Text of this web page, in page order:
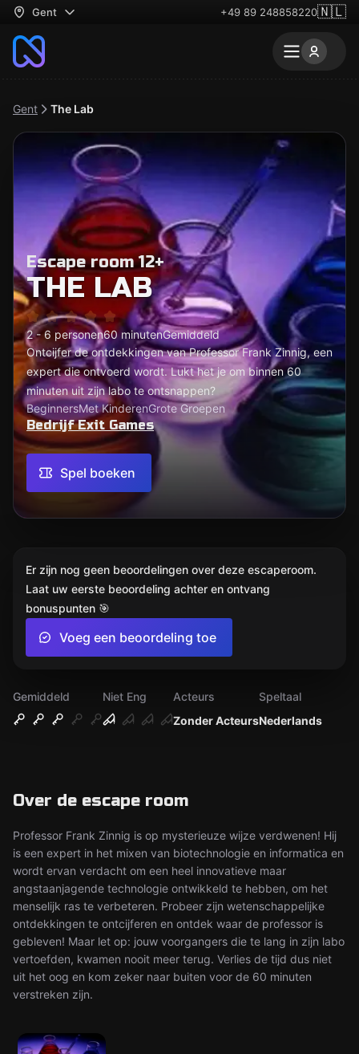
Gent +49 89 248858220🇳🇱
Gent The Lab
Escape room 12+
THE LAB
2 - 6 personen60 minutenGemiddeld
Ontcijfer de ontdekkingen van Professor Frank Zinnig, een
expert die ontvoerd wordt. Lukt het je om binnen 60
minuten uit zijn labo te ontsnappen?
BeginnersMet KinderenGrote Groepen
Bedrijf Exit Games
Spel boeken
Gemiddeld
Niet Eng
Zonder Acteurs
Acteurs
Nederlands
Speltaal
Over de escape room
Professor Frank Zinnig is op mysterieuze wijze verdwenen! Hij
is een expert in het mixen van biotechnologie en informatica en
wordt ervan verdacht om een heel innovatieve maar
angstaanjagende technologie ontwikkeld te hebben, om het
menselijk ras te verbeteren. Probeer zijn wetenschappelijke
ontdekkingen te ontcijferen en ontdek waar de professor is
gebleven! Maar let op: jouw voorgangers die te lang in zijn labo
vertoefden, kwamen nooit meer terug. Verlies de tijd dus niet
uit het oog en kom zeker naar buiten voor de 60 minuten
verstreken zijn.
Er zijn nog geen beoordelingen over deze escaperoom.
Laat uw eerste beoordeling achter en ontvang
bonuspunten 🎯
Voeg een beoordeling toe